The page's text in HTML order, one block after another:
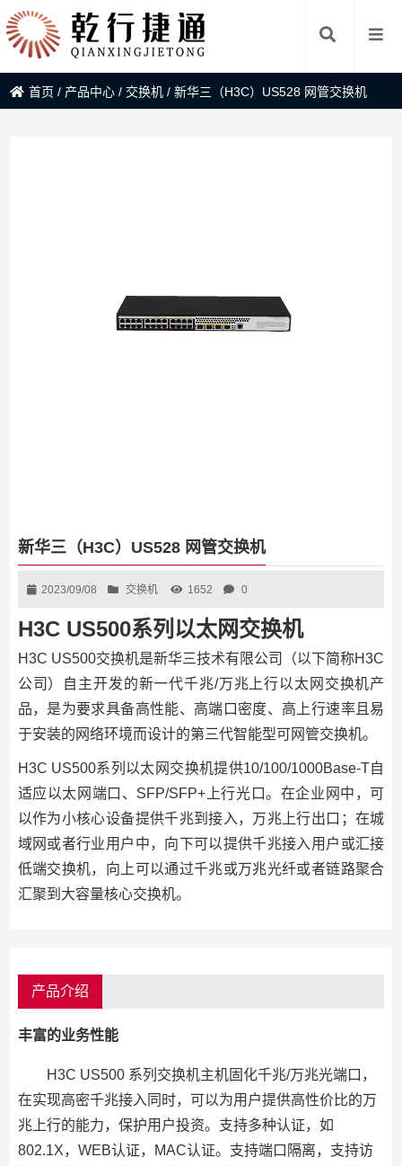
首页 / 产品中心 / 交换机 /新华三（H3C）US528 网管交换机
新华三（H3C）US528 网管交换机
2023/09/08 交换机 1652 0
H3C US500系列以太网交换机
H3C US500交换机是新华三技术有限公司（以下简称H3C
公司）自主开发的新一代千兆/万兆上行以太网交换机产
品，是为要求具备高性能、高端口密度、高上行速率且易
于安装的网络环境而设计的第三代智能型可网管交换机。
H3C US500系列以太网交换机提供10/100/1000Base-T自
适应以太网端口、SFP/SFP+上行光口。在企业网中，可
以作为小核心设备提供千兆到接入，万兆上行出口；在城
域网或者行业用户中，向下可以提供千兆接入用户或汇接
低端交换机，向上可以通过千兆或万兆光纤或者链路聚合
汇聚到大容量核心交换机。
产品介绍
丰富的业务性能
H3C US500 系列交换机主机固化千兆/万兆光端口，
在实现高密千兆接入同时，可以为用户提供高性价比的万
兆上行的能力，保护用户投资。支持多种认证，如
802.1X，WEB认证，MAC认证。支持端口隔离，支持访